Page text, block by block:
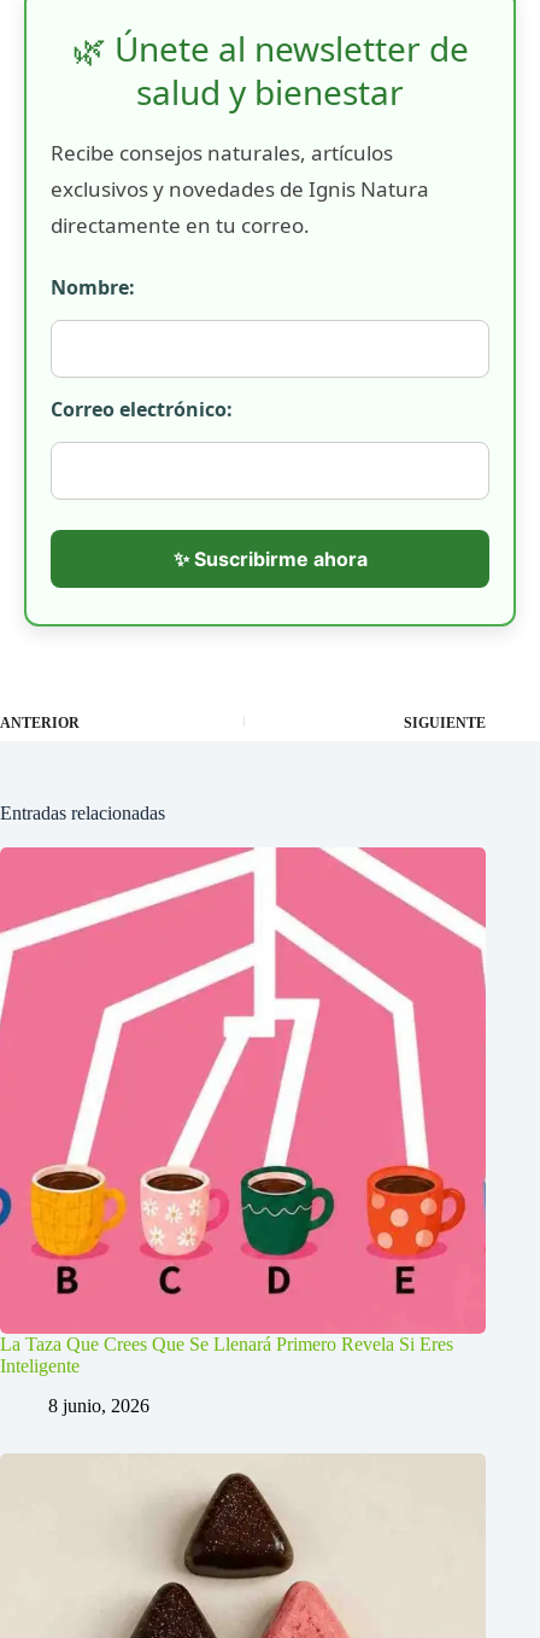
🌿 Únete al newsletter de
salud y bienestar
Recibe consejos naturales, artículos
exclusivos y novedades de Ignis Natura
directamente en tu correo.
Nombre:
Correo electrónico:
✨ Suscribirme ahora
ANTERIOR SIGUIENTE
Entradas relacionadas
La Taza Que Crees Que Se Llenará Primero Revela Si Eres
Inteligente
8 junio, 2026